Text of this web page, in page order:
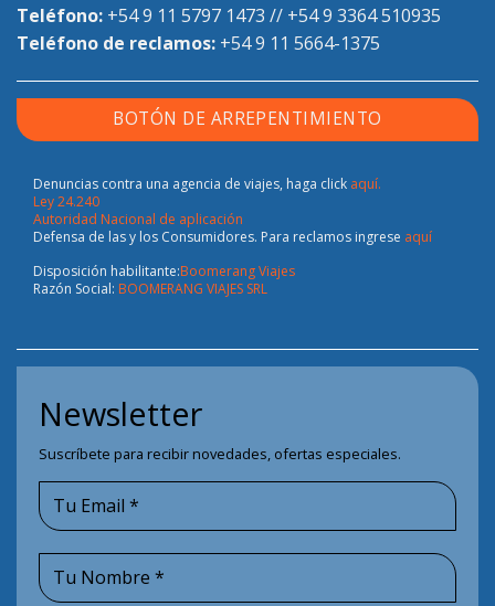
Teléfono: +54 9 11 5797 1473 // +54 9 3364 510935
Teléfono de reclamos: +54 9 11 5664-1375
BOTÓN DE ARREPENTIMIENTO
Denuncias contra una agencia de viajes, haga click aquí.
Ley 24.240
Autoridad Nacional de aplicación
Defensa de las y los Consumidores. Para reclamos ingrese aquí
Disposición habilitante:Boomerang Viajes
Razón Social: BOOMERANG VIAJES SRL
Newsletter
Suscríbete para recibir novedades, ofertas especiales.